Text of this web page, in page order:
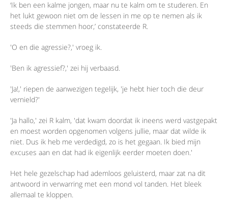
‘Ik ben een kalme jongen, maar nu te kalm om te studeren. En
het lukt gewoon niet om de lessen in me op te nemen als ik
steeds die stemmen hoor,’ constateerde R.
'O en die agressie?,' vroeg ik.
'Ben ik agressief?,' zei hij verbaasd.
'Ja!,' riepen de aanwezigen tegelijk, 'je hebt hier toch die deur
vernield?'
'Ja hallo,' zei R kalm, 'dat kwam doordat ik ineens werd vastgepakt
en moest worden opgenomen volgens jullie, maar dat wilde ik
niet. Dus ik heb me verdedigd, zo is het gegaan. Ik bied mijn
excuses aan en dat had ik eigenlijk eerder moeten doen.'
Het hele gezelschap had ademloos geluisterd, maar zat na dit
antwoord in verwarring met een mond vol tanden. Het bleek
allemaal te kloppen.